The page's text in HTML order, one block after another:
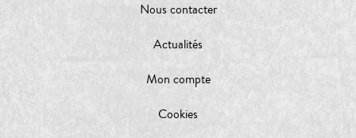
Nous contacter
Actualités
Mon compte
Cookies